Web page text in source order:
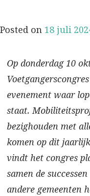
Posted on 18 juli
Op donderdag 10
evenement waar
staat.
bezighouden met
komen op dit
vindt het congres
samen de
andere gemeenten